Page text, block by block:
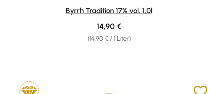
Durchschnittliche Bewertung von 5 von 5 Sternen
Byrrh Tradition 17% vol. 1,0l
(14,90 € / 1 Liter)
Regulärer Preis:
14,90 €